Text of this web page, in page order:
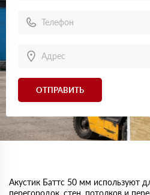
ОТПРАВИТЬ
Акустик Баттс 50 мм используют